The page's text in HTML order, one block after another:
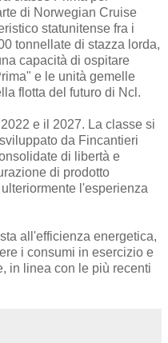
di Norwegian Cruise
statunitense fra i
tonnellate di stazza lorda,
capacità di ospitare
e le unità gemelle
flotta del futuro di Ncl.
e il 2027. La classe si
da Fincantieri
di libertà e
di prodotto
l'esperienza
all'efficienza energetica,
i consumi in esercizio e
in linea con le più recenti